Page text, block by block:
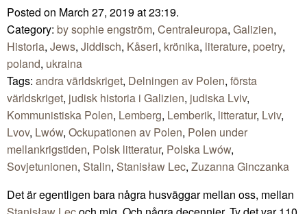
Posted on March 27, 2019 at 23:19.
Category: by sophie engström, Centraleuropa, Galizien,
Historia, Jews, Jiddisch, Kåseri, krönika, literature, poetry,
poland, ukraina
Tags: andra världskriget, Delningen av Polen, första
världskriget, judisk historia i Galizien, judiska Lviv,
Kommunistiska Polen, Lemberg, Lemberik, litteratur, Lviv,
Lvov, Lwów, Ockupationen av Polen, Polen under
mellankrigstiden, Polsk litteratur, Polska Lwów,
Sovjetunionen, Stalin, Stanisław Lec, Zuzanna Ginczanka
Det är egentligen bara några husväggar mellan oss, mellan